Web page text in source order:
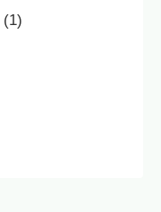
(1)